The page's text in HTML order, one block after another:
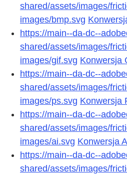
shared/assets/images/
images/bmp.svg
https://main--da-dc--
shared/assets/images/
images/gif.svg Konwersja
https://main--da-dc--
shared/assets/images/
images/ps.svg Konwersja
https://main--da-dc--
shared/assets/images/
images/ai.svg Konwersja
https://main--da-dc--
shared/assets/images/